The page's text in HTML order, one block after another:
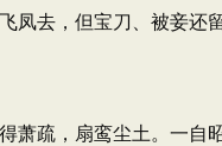
凤去，但宝刀、被妾还留
萧疏，扇鸾尘土。一自